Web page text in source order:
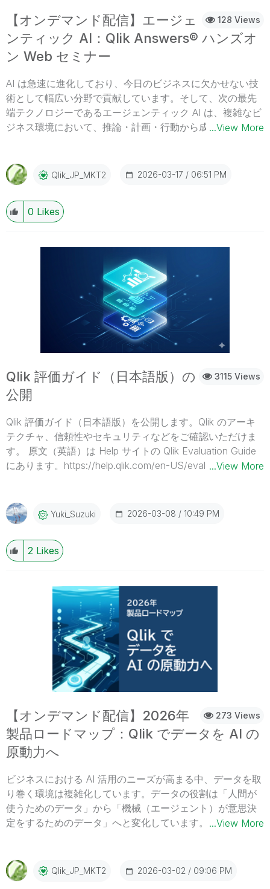
128 Views
【オンデマンド配信】エージェ
ンティック AI：Qlik Answers® ハンズオ
ン Web セミナー
AI は急速に進化しており、今日のビジネスに欠かせない技
術として幅広い分野で貢献しています。そして、次の最先
端テクノロジーであるエージェンティック AI は、複雑なビ
ジネス環境において、推論・計画・行動から成果を生み出
パンの技術担当者が、Qlik Answers の新機能をハンズオン
形式でご紹介します。高度な推論を実現する Qlik Answers
を実際にお試しください。 ※参加費無料。パソコン・タブ
レット・スマートフォンで、どこからでもご視聴いただけ
...View More
Qlik_JP_MKT2 2026-03-17 06:51 PM
0 Likes
3115 Views
Qlik 評価ガイド（日本語版）の
公開
Qlik 評価ガイド（日本語版）を公開します。Qlik のアーキ
テクチャ、信頼性やセキュリティなどをご確認いただけま
す。 原文（英語）は Help サイトの Qlik Evaluation Guide
にあります。https://help.qlik.com/en-US/evaluation-
Platform QlikのCloud 製品の基盤となるプラットフォームの
技術概要です 。アーキテクチャ、セキュリティ、ガバナン
ス、信頼性に焦点を当て、各顧客が「テナント」として論
理的に分離された安全な環境でデータ統合や分析サービス
解説したガイドです 。独自の連想エンジンを基盤とし、AI
による洞察提案や自動化機能を備え、セルフサービス分析
からレポート作成まで、あらゆるユーザーの意思決定を支
援する機能をご説明します。 Qlik Talend Data Integration
データの統合・変換・配信を担うプラットフォーム「Qlik
Talend Data Integration」の解説です 。リアルタイムの変
更データキャプチャ（CDC）やノーコードでのデータ変換
備し、能動的なBIを実現する機能をご説明します。
...View More
Yuki_Suzuki 2026-03-08 10:49 PM
2 Likes
273 Views
【オンデマンド配信】2026年
製品ロードマップ：Qlik でデータを AI の
原動力へ
ビジネスにおける AI 活用のニーズが高まる中、データを取
り巻く環境は複雑化しています。データの役割は「人間が
使うためのデータ」から「機械（エージェント）が意思決
定をするためのデータ」へと変化しています。一方、AI は
つあります。AI 活用の焦点が導入から運用に移行している
今、AI による意思決定と行動を信頼し、コストを最適化し
...View More
Qlik_JP_MKT2 2026-03-02 09:06 PM